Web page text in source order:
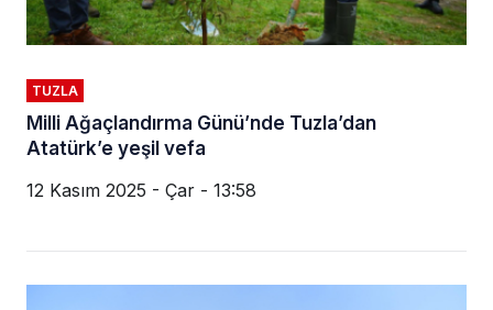
TUZLA
Milli Ağaçlandırma Günü’nde Tuzla’dan
Atatürk’e yeşil vefa
12 Kasım 2025 - Çar - 13:58